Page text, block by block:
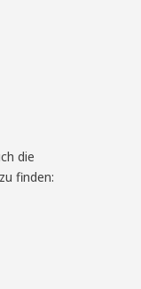
die
finden: